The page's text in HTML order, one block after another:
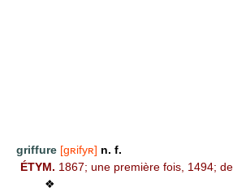
griffure [gʀifyʀ] n. f.
ÉTYM. 1867; une première fois, 1494; de
❖